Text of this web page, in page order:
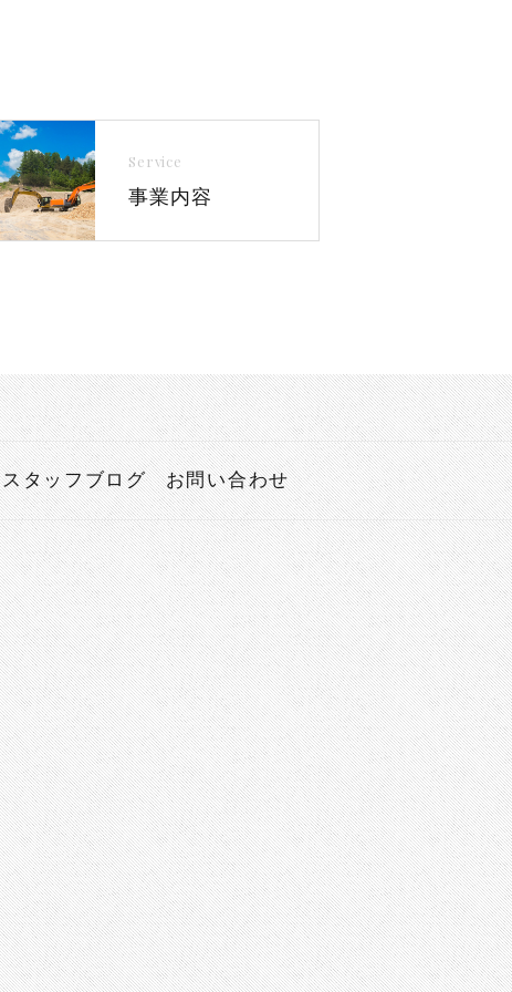
Service
事業内容
スタッフブログ お問い合わせ